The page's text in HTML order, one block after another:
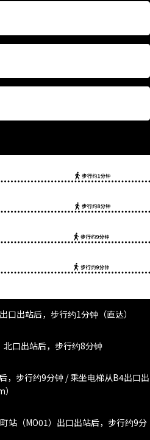
口出站后，步行约1分钟（直达）
北口出站后，步行约8分钟
，步行约9分钟 / 乘坐电梯从B4出口出
站（MO01）出口出站后，步行约9分